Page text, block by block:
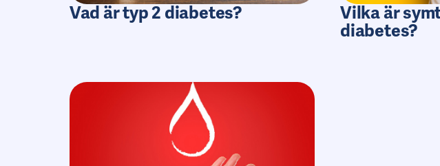
Vad är typ 2 diabetes? Vilka är
diabetes?